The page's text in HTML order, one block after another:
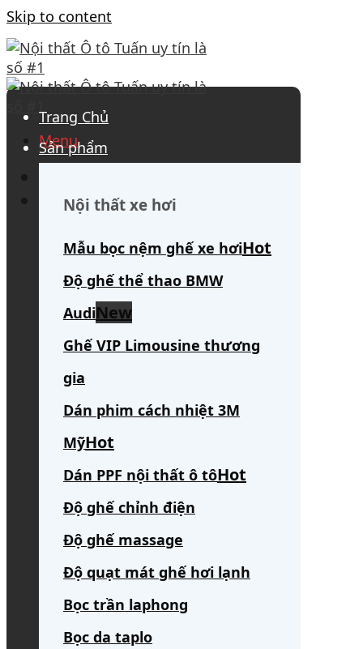
Skip to content
Menu
Search for:
Trang Chủ
Sản phẩm
Nội thất xe hơi
Mẫu bọc nệm ghế xe hơi
Độ ghế thể thao BMW
Audi
Ghế VIP Limousine thương
gia
Dán phim cách nhiệt 3M
Mỹ
Dán PPF nội thất ô tô
Độ ghế chỉnh điện
Độ ghế massage
Độ quạt mát ghế hơi lạnh
Bọc trần laphong
Bọc da taplo